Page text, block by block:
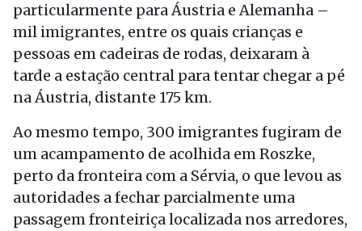
particularmente para Áustria e Alemanha –
mil imigrantes, entre os quais crianças e
pessoas em cadeiras de rodas, deixaram à
tarde a estação central para tentar chegar a pé
na Áustria, distante 175 km.
Ao mesmo tempo, 300 imigrantes fugiram de
um acampamento de acolhida em Roszke,
perto da fronteira com a Sérvia, o que levou as
autoridades a fechar parcialmente uma
passagem fronteiriça localizada nos arredores,